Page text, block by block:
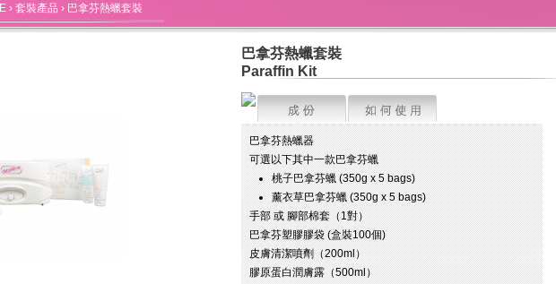
› 套裝產品 › 巴拿芬熱蠟套裝
巴拿芬熱蠟套裝
Paraffin Kit
巴拿芬熱蠟器
可選以下其中一款巴拿芬蠟
桃子巴拿芬蠟 (350g x 5 bags)
薰衣草巴拿芬蠟 (350g x 5 bags)
手部 或 腳部棉套（1對）
巴拿芬塑膠膠袋 (盒裝100個)
皮膚清潔噴劑（200ml）
膠原蛋白潤膚露（500ml）